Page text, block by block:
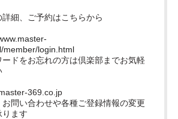
細、ご予約はこちらから
member/login.html
ドをお忘れの方は倶楽部までお気軽
369.co.jp
問い合わせや各種ご登録情報の変更
ります